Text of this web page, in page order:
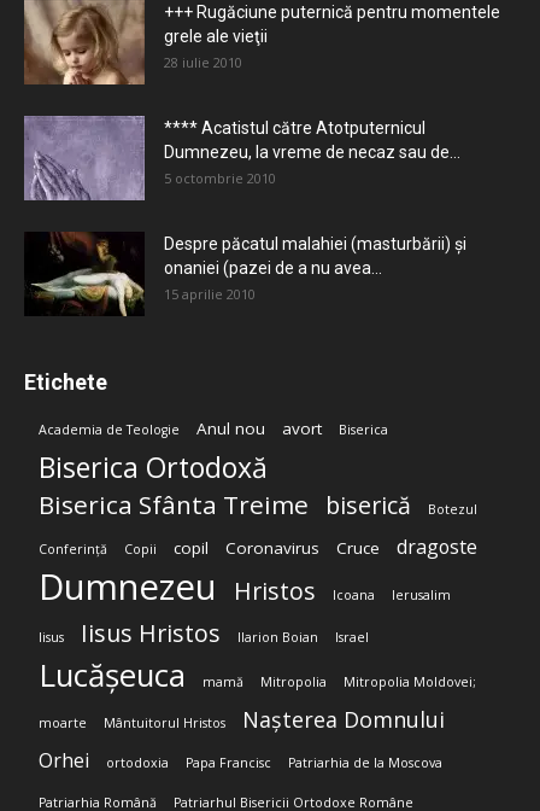
+++ Rugăciune puternică pentru momentele
grele ale vieţii
28 iulie 2010
**** Acatistul către Atotputernicul
Dumnezeu, la vreme de necaz sau de...
5 octombrie 2010
Despre păcatul malahiei (masturbării) şi
onaniei (pazei de a nu avea...
15 aprilie 2010
Etichete
Academia de Teologie Anul nou avort Biserica
Biserica Ortodoxă
Biserica Sfânta Treime biserică Botezul
Conferință Copii copil Coronavirus Cruce dragoste
Dumnezeu Hristos Icoana Ierusalim
Iisus Iisus Hristos Ilarion Boian Israel
Lucășeuca mamă Mitropolia Mitropolia Moldovei;
moarte Mântuitorul Hristos Nașterea Domnului
Orhei ortodoxia Papa Francisc Patriarhia de la Moscova
Patriarhia Română Patriarhul Bisericii Ortodoxe Române